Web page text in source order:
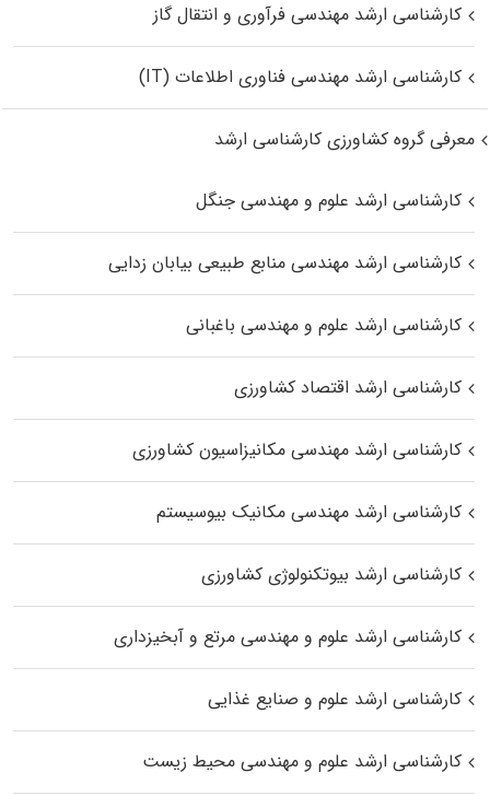
کارشناسی ارشد مهندسی فرآوری و انتقال گاز
کارشناسی ارشد مهندسی فناوری اطلاعات (IT)
معرفی گروه کشاورزی کارشناسی ارشد
کارشناسی ارشد علوم و مهندسی جنگل
کارشناسی ارشد مهندسی منابع طبیعی بیابان زدایی
کارشناسی ارشد علوم و مهندسی باغبانی
کارشناسی ارشد اقتصاد کشاورزی
کارشناسی ارشد مهندسی مکانیزاسیون کشاورزی
کارشناسی ارشد مهندسی مکانیک بیوسیستم
کارشناسی ارشد بیوتکنولوژی کشاورزی
کارشناسی ارشد علوم و مهندسی مرتع و آبخیزداری
کارشناسی ارشد علوم و صنایع غذایی
کارشناسی ارشد علوم و مهندسی محیط زیست